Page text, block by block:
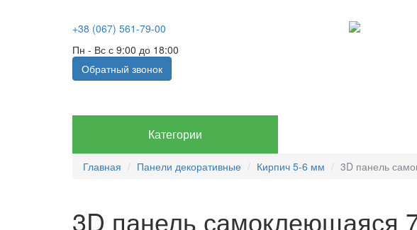
+38 (067) 561-79-00
Пн - Вс с 9:00 до 18:00
Обратный звонок
Категории
Главная Панели декоративные Кирпич 5-6 мм 3D панель
3D панель самоклеющаяся